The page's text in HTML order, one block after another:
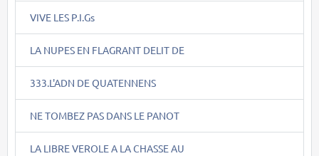
VIVE LES P.I.Gs
LA NUPES EN FLAGRANT DELIT DE
333.L'ADN DE QUATENNENS
NE TOMBEZ PAS DANS LE PANOT
LA LIBRE VEROLE A LA CHASSE AU